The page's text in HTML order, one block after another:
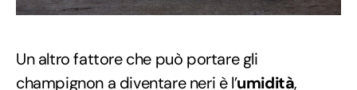
Un altro fattore che può portare gli
champignon a diventare neri è l’umidità,